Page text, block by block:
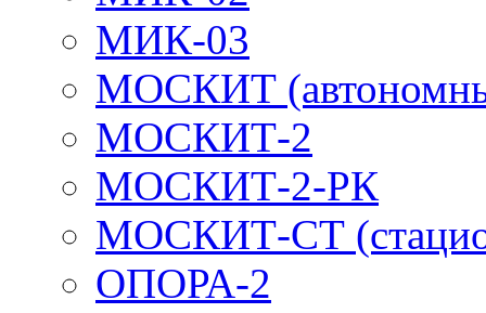
МИК-03
МОСКИТ
МОСКИТ-2
МОСКИТ-2-РК
МОСКИТ-СТ
ОПОРА-2